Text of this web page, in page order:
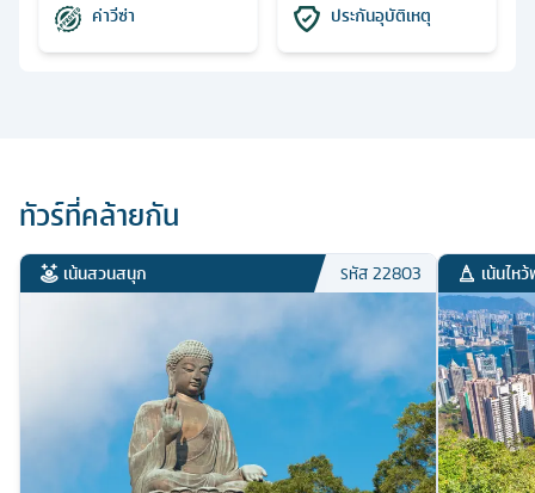
ค่าวีซ่า ประกันอุบัติเหตุ
ทัวร์ที่คล้ายกัน
เน้นสวนสนุก รหัส22803 เน้นไห